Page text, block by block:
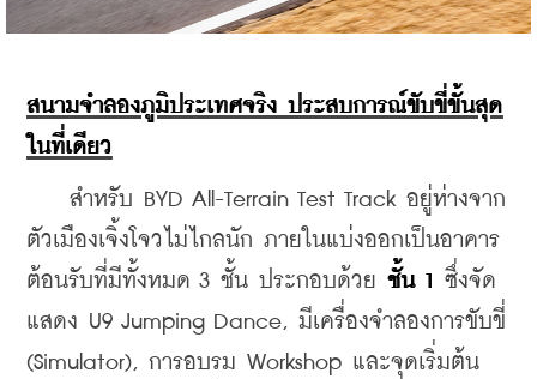
สนามจำลองภูมิประเทศจริง ประสบการณ์ขับขี่ขั้นสุด
ในที่เดียว
สำหรับ BYD All-Terrain Test Track อยู่ห่างจาก
ตัวเมืองเจิ้งโจวไม่ไกลนัก ภายในแบ่งออกเป็นอาคาร
ต้อนรับที่มีทั้งหมด 3 ชั้น ประกอบด้วย ชั้น 1 ซึ่งจัด
แสดง U9 Jumping Dance, มีเครื่องจำลองการขับขี่
(Simulator), การอบรม Workshop และจุดเริ่มต้น